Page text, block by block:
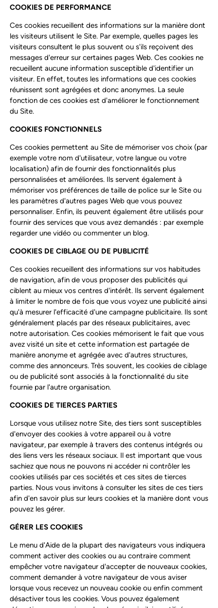
COOKIES DE PERFORMANCE
Ces cookies recueillent des informations sur la manière dont
les visiteurs utilisent le Site. Par exemple, quelles pages les
visiteurs consultent le plus souvent ou s'ils reçoivent des
messages d'erreur sur certaines pages Web. Ces cookies ne
recueillent aucune information susceptible d'identifier un
visiteur. En effet, toutes les informations que ces cookies
réunissent sont agrégées et donc anonymes. La seule
fonction de ces cookies est d'améliorer le fonctionnement
du Site.
COOKIES FONCTIONNELS
Ces cookies permettent au Site de mémoriser vos choix (par
exemple votre nom d'utilisateur, votre langue ou votre
localisation) afin de fournir des fonctionnalités plus
personnalisées et améliorées. Ils servent également à
mémoriser vos préférences de taille de police sur le Site ou
les paramètres d'autres pages Web que vous pouvez
personnaliser. Enfin, ils peuvent également être utilisés pour
fournir des services que vous avez demandés : par exemple
regarder une vidéo ou commenter un blog.
COOKIES DE CIBLAGE OU DE PUBLICITÉ
Ces cookies recueillent des informations sur vos habitudes
de navigation, afin de vous proposer des publicités qui
ciblent au mieux vos centres d'intérêt. Ils servent également
à limiter le nombre de fois que vous voyez une publicité ainsi
qu'à mesurer l'efficacité d'une campagne publicitaire. Ils sont
généralement placés par des réseaux publicitaires, avec
notre autorisation. Ces cookies mémorisent le fait que vous
avez visité un site et cette information est partagée de
manière anonyme et agrégée avec d'autres structures,
comme des annonceurs. Très souvent, les cookies de ciblage
ou de publicité sont associés à la fonctionnalité du site
fournie par l'autre organisation.
COOKIES DE TIERCES PARTIES
Lorsque vous utilisez notre Site, des tiers sont susceptibles
d'envoyer des cookies à votre appareil ou à votre
navigateur, par exemple à travers des contenus intégrés ou
des liens vers les réseaux sociaux. Il est important que vous
sachiez que nous ne pouvons ni accéder ni contrôler les
cookies utilisés par ces sociétés et ces sites de tierces
parties. Nous vous invitons à consulter les sites de ces tiers
afin d'en savoir plus sur leurs cookies et la manière dont vous
pouvez les gérer.
GÉRER LES COOKIES
Le menu d'Aide de la plupart des navigateurs vous indiquera
comment activer des cookies ou au contraire comment
empêcher votre navigateur d'accepter de nouveaux cookies,
comment demander à votre navigateur de vous aviser
lorsque vous recevez un nouveau cookie ou enfin comment
désactiver tous les cookies. Vous pouvez également